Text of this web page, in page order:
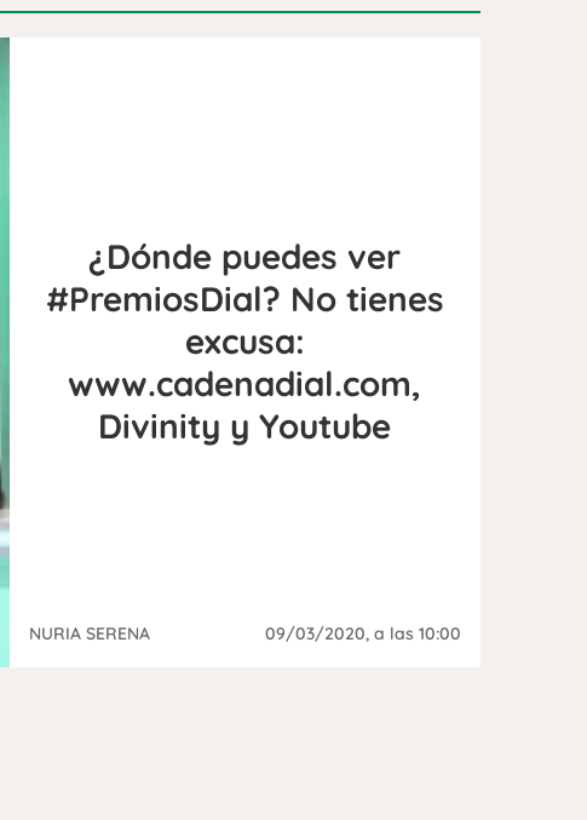
¿Dónde puedes ver
#PremiosDial? No tienes
excusa:
www.cadenadial.com,
Divinity y Youtube
NURIA SERENA 09/03/2020, a las 10:00